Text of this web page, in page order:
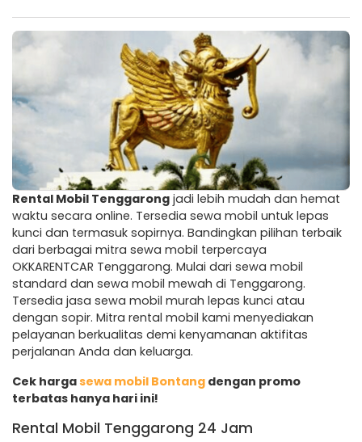
Rental Mobil Tenggarong jadi lebih mudah dan hemat
waktu secara online. Tersedia sewa mobil untuk lepas
kunci dan termasuk sopirnya. Bandingkan pilihan terbaik
dari berbagai mitra sewa mobil terpercaya
OKKARENTCAR Tenggarong. Mulai dari sewa mobil
standard dan sewa mobil mewah di Tenggarong.
Tersedia jasa sewa mobil murah lepas kunci atau
dengan sopir. Mitra rental mobil kami menyediakan
pelayanan berkualitas demi kenyamanan aktifitas
perjalanan Anda dan keluarga.
Cek hargasewa mobil Bontang dengan promo
terbatas hanya hari ini!
Rental Mobil Tenggarong 24 Jam